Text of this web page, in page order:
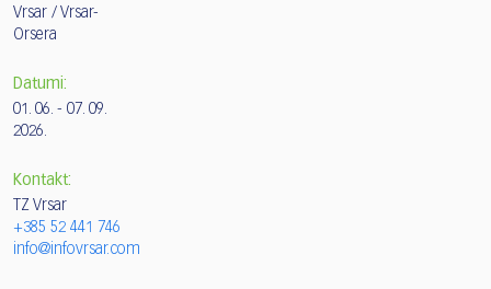
Vrsar / Vrsar-
Orsera
Datumi:
01. 06. - 07. 09.
2026.
Kontakt:
TZ Vrsar
+385 52 441 746
info@infovrsar.com